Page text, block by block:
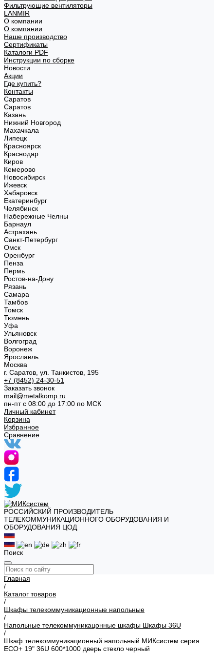
Фильтрующие вентиляторы
LANMIR
О компании
О компании
Наше производство
Сертификаты
Каталоги PDF
Инструкции по сборке
Новости
Акции
Где купить?
Контакты
Саратов
Саратов
Казань
Нижний Новгород
Махачкала
Липецк
Красноярск
Краснодар
Киров
Кемерово
Новосибирск
Ижевск
Хабаровск
Екатеринбург
Челябинск
Набережные Челны
Барнаул
Астрахань
Санкт-Петербург
Омск
Оренбург
Пенза
Пермь
Ростов-на-Дону
Рязань
Самара
Тамбов
Томск
Тюмень
Уфа
Ульяновск
Волгоград
Воронеж
Ярославль
Москва
г. Саратов, ул. Танкистов, 195
+7 (8452) 24-30-51
Заказать звонок
mail@metalkomp.ru
пн-пт с 08:00 до 17:00 по МСК
Личный кабинет
Корзина
Избранное
Сравнение
РОССИЙСКИЙ ПРОИЗВОДИТЕЛЬ
ТЕЛЕКОММУНИКАЦИОННОГО ОБОРУДОВАНИЯ И
ОБОРУДОВАНИЯ ЦОД
Поиск
Главная
/
Каталог товаров
/
Шкафы телекоммуникационные напольные
/
Напольные телекоммуникацонные шкафы Шкафы 36U
/
Шкаф телекоммуникационный напольный МИКсистем серия
ECO+ 19" 36U 600*1000 дверь стекло черный